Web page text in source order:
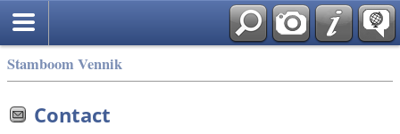
Stamboom Vennik
Contact